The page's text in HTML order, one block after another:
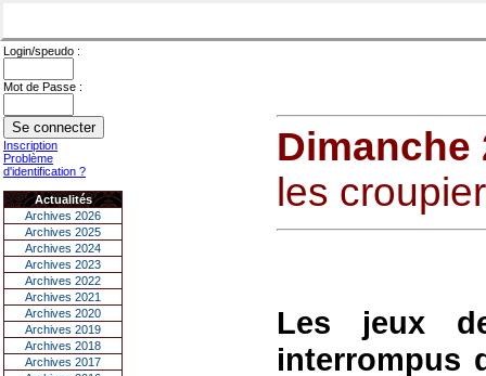
Login/speudo :
Mot de Passe :
Inscription
Problème
d'identification ?
Actualités
Archives 2026
Archives 2025
Archives 2024
Archives 2023
Archives 2022
Archives 2021
Archives 2020
Archives 2019
Archives 2018
Archives 2017
Dimanche
les
Les jeux
interrompus